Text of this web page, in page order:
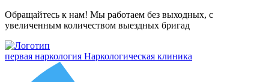
Обращайтесь к нам! Мы работаем без выходных, с
увеличенным количеством выездных бригад
первая наркология Наркологическая клиника